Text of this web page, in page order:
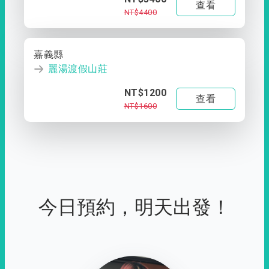
NT$4400
查看
嘉義縣
麗湯渡假山莊
NT$1200
NT$1600
查看
今日預約，明天出發！